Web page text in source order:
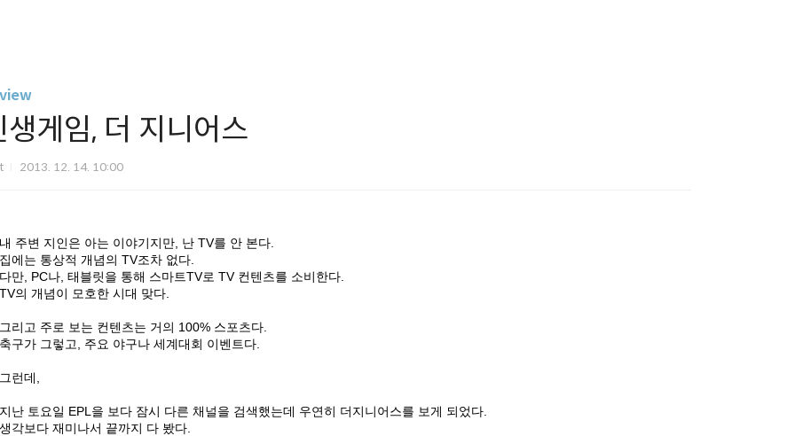
생게임, 더 지니어스
2013. 12. 14. 10:00
주변 지인은 아는 이야기지만, 난 TV를 안 본다.
에는 통상적 개념의 TV조차 없다.
만, PC나, 태블릿을 통해 스마트TV로 TV 컨텐츠를 소비한다.
의 개념이 모호한 시대 맞다.
리고 주로 보는 컨텐츠는 거의 100% 스포츠다.
구가 그렇고, 주요 야구나 세계대회 이벤트다.
런데,
난 토요일 EPL을 보다 잠시 다른 채널을 검색했는데 우연히 더지니어스를 보게 되었다.
각보다 재미나서 끝까지 다 봤다.